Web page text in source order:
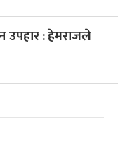
उपहार : हेमराजले